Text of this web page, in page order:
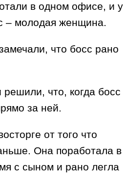
в одном офисе, и у
– молодая женщина.
что босс рано
что, когда босс
за ней.
от того что
Она поработала в
с сыном и рано легла